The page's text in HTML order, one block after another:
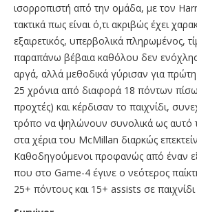
ισορροπιστή από την ομάδα, με τον
τακτικά πως είναι ό,τι ακριβώς έχει
εξαιρετικός, υπερβολικά πληρωμένος,
παραπάνω βέβαια καθόλου δεν
αργά, αλλά μεθοδικά γύρισαν για
25 χρόνια από διαφορά 18 πόντων
προχτές) και κέρδισαν το παιχνίδι,
τρόπο να ψηλώνουν συνολικά ως
στα χέρια του McMillan διαρκώς
Καθοδηγούμενοι προφανώς από έναν
που στο Game-4 έγινε ο νεότερος
25+ πόντους και 15+ assists σε